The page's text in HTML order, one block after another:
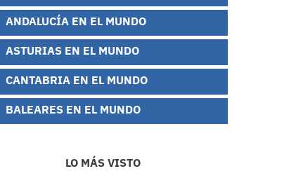
ANDALUCÍA EN EL MUNDO
ASTURIAS EN EL MUNDO
CANTABRIA EN EL MUNDO
BALEARES EN EL MUNDO
LO MÁS VISTO